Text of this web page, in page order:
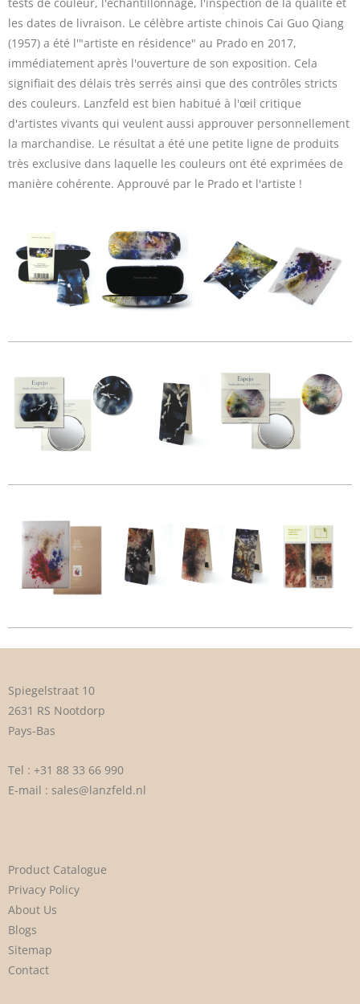
les dates de livraison. Le célèbre artiste chinois Cai Guo Qiang
(1957) a été l'"artiste en résidence" au Prado en 2017,
immédiatement après l'ouverture de son exposition. Cela
signifiait des délais très serrés ainsi que des contrôles stricts
des couleurs. Lanzfeld est bien habitué à l'œil critique
d'artistes vivants qui veulent aussi approuver personnellement
la marchandise. Le résultat a été une petite ligne de produits
très exclusive dans laquelle les couleurs ont été exprimées de
manière cohérente. Approuvé par le Prado et l'artiste !
Spiegelstraat 10
2631 RS Nootdorp
Pays-Bas
Tel : +31 88 33 66 990
E-mail : sales@lanzfeld.nl
Product Catalogue
Privacy Policy
About Us
Blogs
Sitemap
Contact